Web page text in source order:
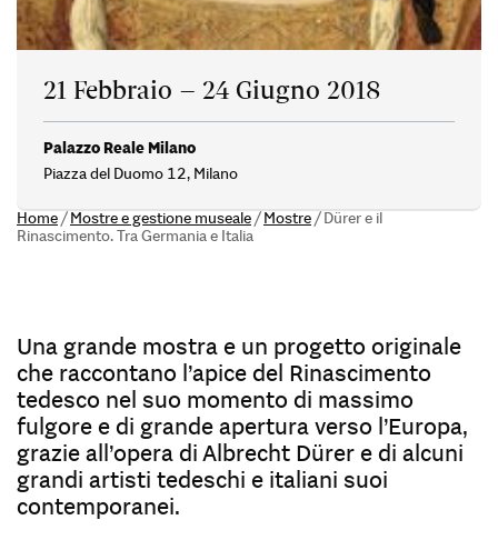
21 Febbraio – 24 Giugno 2018
Palazzo Reale Milano
Piazza del Duomo 12, Milano
Home/Mostre e gestione museale/Mostre/Dürer e il
Rinascimento. Tra Germania e Italia
Una grande mostra e un progetto originale
che raccontano l’apice del Rinascimento
tedesco nel suo momento di massimo
fulgore e di grande apertura verso l’Europa,
grazie all’opera di Albrecht Dürer e di alcuni
grandi artisti tedeschi e italiani suoi
contemporanei.